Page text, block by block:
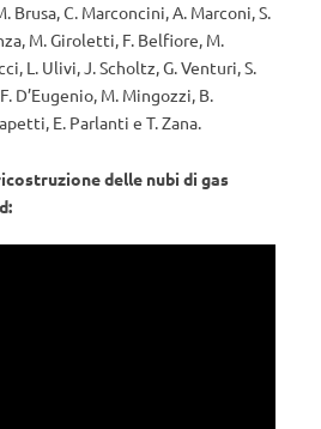
Brusa, C. Marconcini, A. Marconi, S.
M. Giroletti, F. Belfiore, M.
L. Ulivi, J. Scholtz, G. Venturi, S.
D’Eugenio, M. Mingozzi, B.
E. Parlanti e T. Zana.
delle nubi di gas